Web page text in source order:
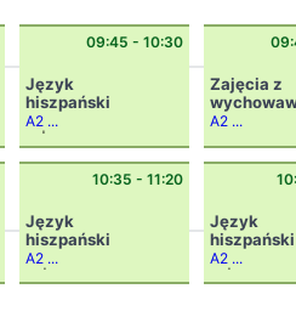
09:45 - 10:30
Język
hiszpański
A2 ...
7g|gh
10:35 - 11:20
Język
hiszpański
A2 ...
8b|gh
Zajęcia z
A2 ...
Język
hiszpański
A2 ...
8a|gh